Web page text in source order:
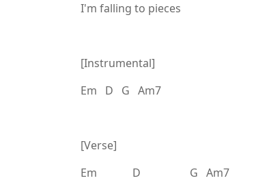
I'm falling to pieces
[Instrumental]
Em D G Am7
[Verse]
Em D G Am7